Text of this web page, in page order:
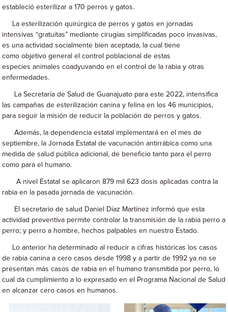
estableció esterilizar a 170 perros y gatos.
La esterilización quirúrgica de perros y gatos en jornadas
intensivas “gratuitas” mediante cirugías simplificadas poco invasivas,
es una actividad socialmente bien aceptada, la cual tiene
como objetivo general el control poblacional de estas
especies animales coadyuvando en el control de la rabia y otras
enfermedades.
La Secretaría de Salud de Guanajuato para este 2022, intensifica
las campañas de esterilización canina y felina en los 46 municipios,
para seguir la misión de reducir la población de perros y gatos.
Además, la dependencia estatal implementará en el mes de
septiembre, la Jornada Estatal de vacunación antirrábica como una
medida de salud pública adicional, de beneficio tanto para el perro
como para el humano.
A nivel Estatal se aplicaron 879 mil 623 dosis aplicadas contra la
rabia en la pasada jornada de vacunación.
El secretario de salud Daniel Díaz Martínez informó que esta
actividad preventiva permite controlar la transmisión de la rabia perro a
perro; y perro a hombre, hechos palpables en nuestro Estado.
Lo anterior ha determinado al reducir a cifras históricas los casos
de rabia canina a cero casos desde 1998 y a partir de 1992 ya no se
presentan más casos de rabia en el humano transmitida por perro, lo
cual da cumplimiento a lo expresado en el Programa Nacional de Salud
en alcanzar cero casos en humanos.